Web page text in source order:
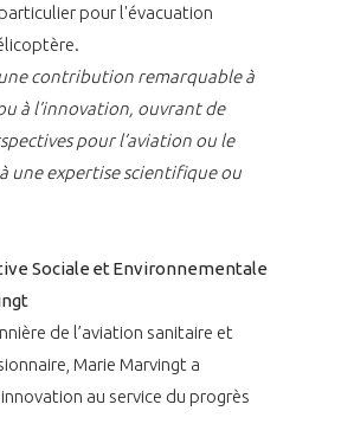
pour l'évacuation
une contribution remarquable à
à l’innovation, ouvrant de
pour l’aviation ou le
une expertise scientifique ou
Sociale et Environnementale
de l’aviation sanitaire et
Marie Marvingt a
au service du progrès